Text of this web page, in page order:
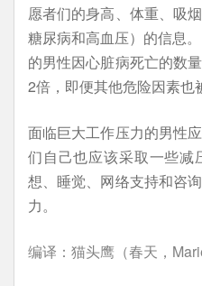
愿者们的身高、体重、吸
糖尿病和高血压）的信息
的男性因心脏病死亡的数
2倍，即便其他危险因素也
面临巨大工作压力的男性
们自己也应该采取一些减
想、睡觉、网络支持和咨
力。
编译：猫头鹰（春天，